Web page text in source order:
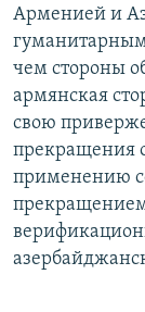
Арменией и
чем стороны
армянская
свою
прекращения
применению